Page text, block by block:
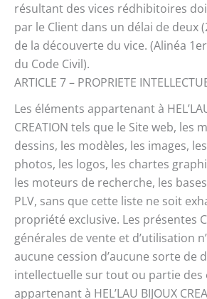
résultant des vices rédhibitoires
par le Client dans un délai de deux
de la découverte du vice. (Alinéa
du Code Civil).
ARTICLE 7 – PROPRIETE
Les éléments appartenant à
CREATION tels que le Site web, les
dessins, les modèles, les images,
photos, les logos, les chartes
les moteurs de recherche, les
PLV, sans que cette liste ne soit
propriété exclusive. Les présentes
générales de vente et d’utilisation
aucune cession d’aucune sorte de
intellectuelle sur tout ou partie des
appartenant à HEL’LAU BIJOUX